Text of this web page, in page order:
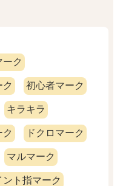
ク
初心者マーク
キラキラ
ドクロマーク
マルマーク
ント指マーク